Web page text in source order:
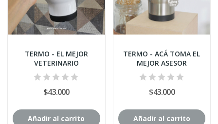
TERMO - EL MEJOR
VETERINARIO
$43.000
Añadir al carrito
TERMO - ACÁ TOMA EL
MEJOR ASESOR
$43.000
Añadir al carrito